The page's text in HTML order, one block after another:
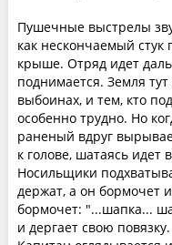
Пушечные выстрелы
как нескончаемый стук
крыше. Отряд идет
поднимается. Земля
выбоинах, и тем, кто
особенно трудно. Но
раненый вдруг
к голове, шатаясь идет
Носильщики
держат, а он бормочет
бормочет: "...шапка...
и дергает свою